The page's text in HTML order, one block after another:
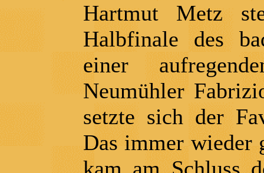
Hartmut Metz
Halbfinale des
einer
Neumühler
setzte sich der
Das immer wieder